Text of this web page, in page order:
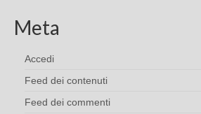
Meta
Accedi
Feed dei contenuti
Feed dei commenti